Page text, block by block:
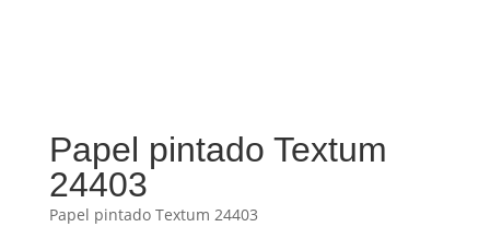
Papel pintado Textum
24403
Papel pintado Textum 24403